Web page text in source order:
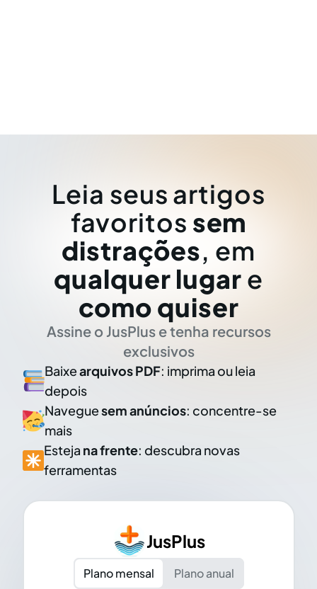
Leia seus artigos
favoritos sem
distrações, em
qualquer lugar e
como quiser
Assine o JusPlus e tenha recursos
exclusivos
Baixearquivos PDF: imprima ou leia
depois
Naveguesem anúncios: concentre-se
mais
Esteja na frente: descubra novas
ferramentas
JusPlus
Plano mensal
Plano anual